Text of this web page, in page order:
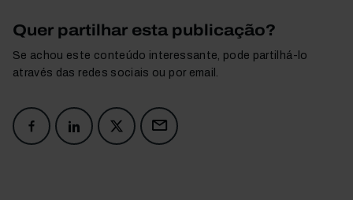
Quer partilhar esta publicação?
Se achou este conteúdo interessante, pode partilhá-lo
através das redes sociais ou por email.